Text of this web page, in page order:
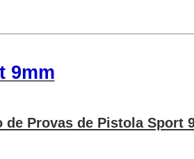
9mm
de Provas de Pistola Sport